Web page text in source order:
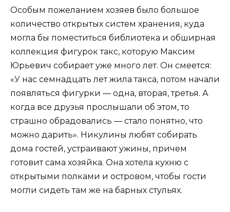
Особым пожеланием хозяев было большое
количество открытых систем хранения, куда
могла бы поместиться библио­тека и обширная
коллекция фигурок такс, которую Максим
Юрьевич собирает уже много лет. Он смеется:
«У нас семнадцать лет жила такса, потом начали
появляться фигурки — одна, вторая, третья. А
когда все друзья прослышали об этом, то
страшно обрадовались — стало понятно, что
можно дарить». Никулины любят собирать
дома гостей, устраивают ужины, причем
готовит сама хозяйка. Она хотела кухню с
открытыми полками и островом, чтобы гости
могли сидеть там же на барных стульях.